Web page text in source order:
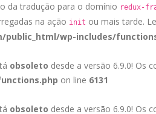
da tradução para o domínio redux-
na ação init ou mais tarde.
public_html/wp-includes/
obsoleto desde a versão 6.9.0! Os
on line 6131
obsoleto desde a versão 6.9.0! Os